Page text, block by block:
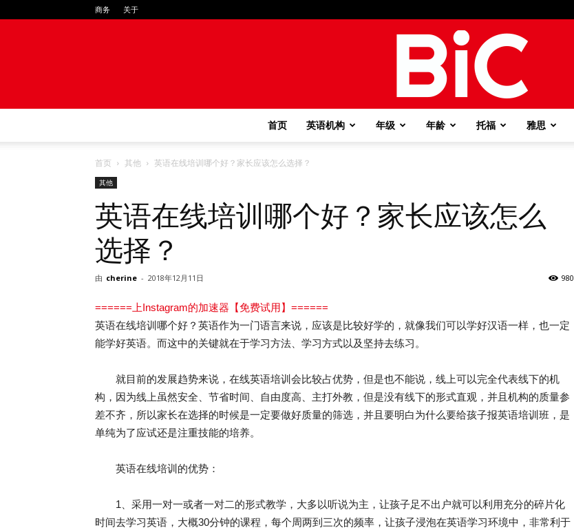
商务 关于
首页 英语机构 年级 年龄 托福 雅思
首页 其他 英语在线培训哪个好？家长应该怎么选择？
其他
英语在线培训哪个好？家长应该怎么
选择？
由 cherine - 2018年12月11日 980
======上Instagram的加速器【免费试用】======
英语在线培训哪个好？英语作为一门语言来说，应该是比较好学的，就像我们可以学好汉语一样，也一定
能学好英语。而这中的关键就在于学习方法、学习方式以及坚持去练习。
就目前的发展趋势来说，在线英语培训会比较占优势，但是也不能说，线上可以完全代表线下的机
构，因为线上虽然安全、节省时间、自由度高、主打外教，但是没有线下的形式直观，并且机构的质量参
差不齐，所以家长在选择的时候是一定要做好质量的筛选，并且要明白为什么要给孩子报英语培训班，是
单纯为了应试还是注重技能的培养。
英语在线培训的优势：
1、采用一对一或者一对二的形式教学，大多以听说为主，让孩子足不出户就可以利用充分的碎片化
时间去学习英语，大概30分钟的课程，每个周两到三次的频率，让孩子浸泡在英语学习环境中，非常利于